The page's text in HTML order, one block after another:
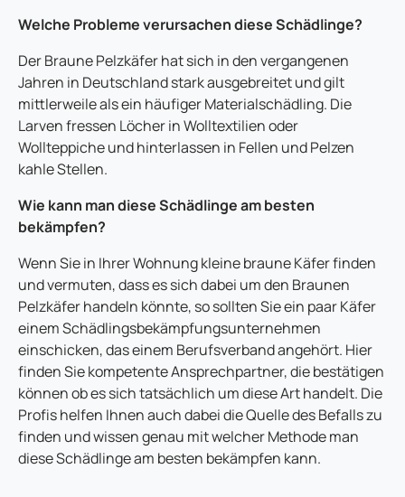
Welche Probleme verursachen diese Schädlinge?
Der Braune Pelzkäfer hat sich in den vergangenen
Jahren in Deutschland stark ausgebreitet und gilt
mittlerweile als ein häufiger Materialschädling. Die
Larven fressen Löcher in Wolltextilien oder
Wollteppiche und hinterlassen in Fellen und Pelzen
kahle Stellen.
Wie kann man diese Schädlinge am besten
bekämpfen?
Wenn Sie in Ihrer Wohnung kleine braune Käfer finden
und vermuten, dass es sich dabei um den Braunen
Pelzkäfer handeln könnte, so sollten Sie ein paar Käfer
einem Schädlingsbekämpfungsunternehmen
einschicken, das einem Berufsverband angehört. Hier
finden Sie kompetente Ansprechpartner, die bestätigen
können ob es sich tatsächlich um diese Art handelt. Die
Profis helfen Ihnen auch dabei die Quelle des Befalls zu
finden und wissen genau mit welcher Methode man
diese Schädlinge am besten bekämpfen kann.